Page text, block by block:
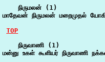
    நிருமலன் (1)
மாதேவன் நிருமலன் மறைமுதல்
TOP
    நிருவாணி (1)
மன்னு உகள் கூளியர்